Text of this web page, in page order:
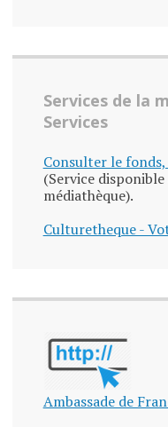
Services de la
Services
Consulter le
(Service
médiathèque).
Culturetheque -
Ambassade de